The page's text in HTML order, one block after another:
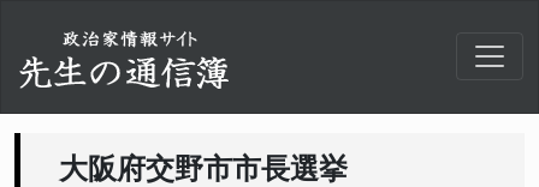
大阪府交野市市長選挙